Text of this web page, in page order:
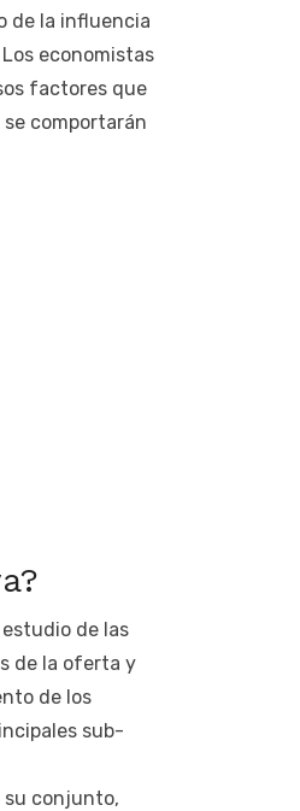
de la influencia
economistas
factores que
comportarán
de las
de la oferta y
de los
sub-
su conjunto,